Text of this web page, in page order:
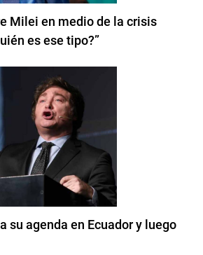
Milei en medio de la crisis
es ese tipo?”
su agenda en Ecuador y luego